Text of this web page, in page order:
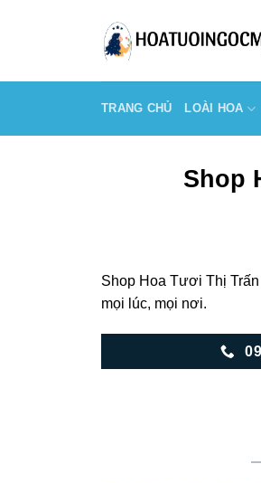
TRANG CHỦ LOÀI HOA
Shop
Shop Hoa Tươi Thị
mọi lúc, mọi nơi.